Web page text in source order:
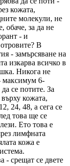
кожата,
молекули, не
обаче, за да не
- и
В
- замърсяване на
изкарва всичко в
Никога не
максимум 6-
се потите. За
кожата,
24, 48, а сега се
това ще се
Ето това е
лимфната
кожа е
- срещат се двете